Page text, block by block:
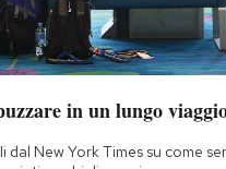
in un lungo
dal New York Times su come